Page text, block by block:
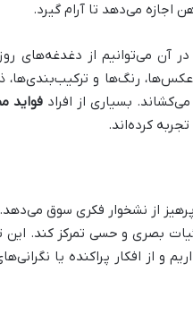
اجازه می‌دهد تا آرام گیرد.
آن می‌توانیم از دغدغه‌های
رنگ‌ها و ترکیب‌بندی‌ها،
بسیاری از افرادفواید
کرده‌اند.
از نشخوار فکری سوق
بصری و حسی تمرکز کند. این
از افکار پراکنده یا